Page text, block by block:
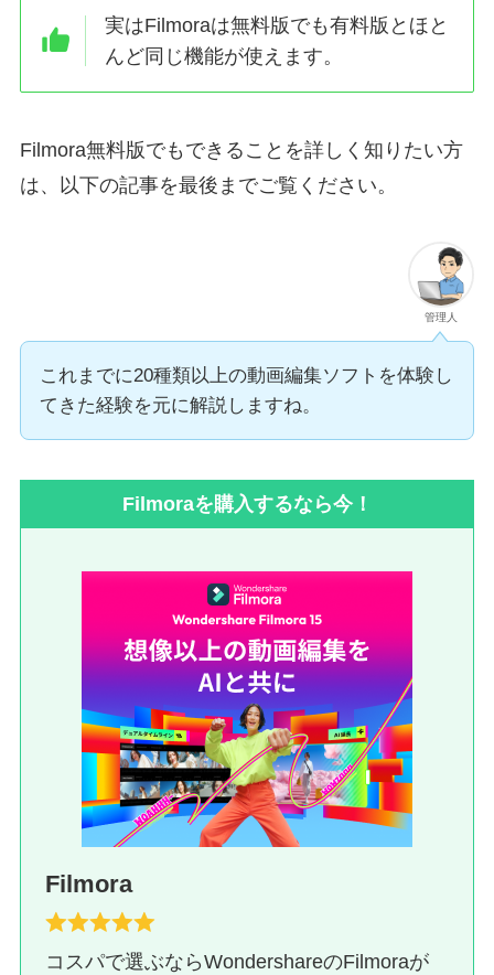
実はFilmoraは無料版でも有料版とほと
んど同じ機能が使えます。
Filmora無料版でもできることを詳しく知りたい方
は、以下の記事を最後までご覧ください。
管理人
これまでに20種類以上の動画編集ソフトを体験し
てきた経験を元に解説しますね。
Filmoraを購入するなら今！
Filmora
コスパで選ぶならWondershareのFilmoraが